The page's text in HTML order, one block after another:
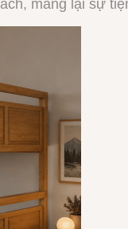
mang lại sự